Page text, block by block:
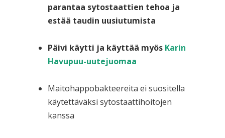
parantaa sytostaattien tehoa ja
estää taudin uusiutumista
Päivi käytti ja käyttää myös Karin
Havupuu-uutejuomaa
Maitohappobakteereita ei suositella
käytettäväksi sytostaattihoitojen
kanssa